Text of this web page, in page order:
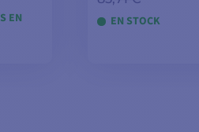
EN EN STOCK